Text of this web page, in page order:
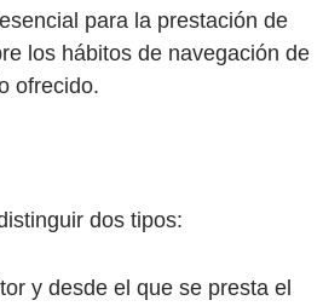
para la prestación de
los hábitos de navegación de
ofrecido.
dos tipos:
y desde el que se presta el